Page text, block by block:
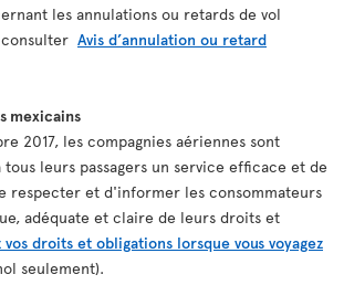
les annulations ou retards de vol
Avis d’annulation ou retard
mexicains
2017, les compagnies aériennes sont
leurs passagers un service efficace et de
respecter et d'informer les consommateurs
adéquate et claire de leurs droits et
vos droits et obligations lorsque vous voyagez
seulement).